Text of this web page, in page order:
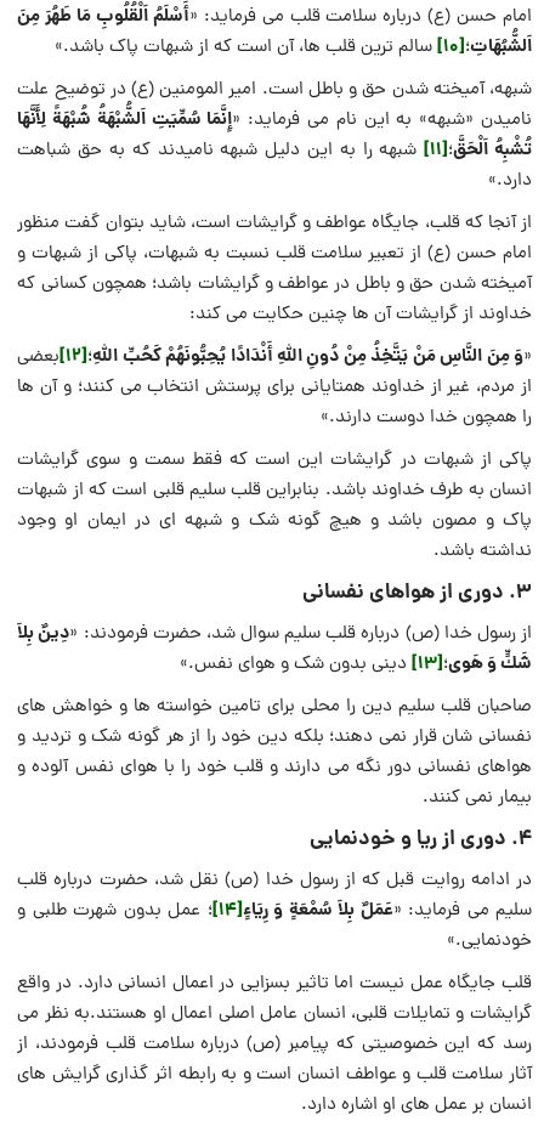
امام حسن (ع) درباره سلامت قلب می فرماید: «أَسْلَمُ اَلْقُلُوبِ مَا طَهُرَ مِنَ
اَلشُّبُهَاتِ؛[10]
سالم ترین قلب ها، آن است که از شبهات پاک باشد.»
شبهه، آمیخته شدن حق و باطل است. امیر المومنین (ع) در توضیح علت
نامیدن «شبهه» به این نام می فرماید: «إِنَّمَا سُمِّيَتِ اَلشُّبْهَةُ شُبْهَةً لِأَنَّهَا
تُشْبِهُ اَلْحَقَّ؛[11]
شبهه را به این دلیل شبهه نامیدند که به حق شباهت
دارد.»
از آنجا که قلب، جایگاه عواطف و گرایشات است، شاید بتوان گفت منظور
امام حسن (ع) از تعبیر سلامت قلب نسبت به شبهات، پاکی از شبهات و
آمیخته شدن حق و باطل در عواطف و گرایشات باشد؛ همچون کسانی که
خداوند از گرایشات آن ها چنین حکایت می کند:
«وَ مِنَ النَّاسِ مَنْ يَتَّخِذُ مِنْ دُونِ اللَّهِ أَنْدَادًا يُحِبُّونَهُمْ كَحُبِّ اللَّهِ؛[12]
بعضى
از مردم، غير از خداوند همتايانى براى پرستش انتخاب مى كنند؛ و آن ها
را همچون خدا دوست دارند.»
پاکی از شبهات در گرایشات این است که فقط سمت و سوی گرایشات
انسان به طرف خداوند باشد. بنابراین قلب سلیم قلبی است که از شبهات
پاک و مصون باشد و هیچ گونه شک و شبهه ای در ایمان او وجود
نداشته باشد.
۳. دوری از هواهای نفسانی
از رسول خدا (ص) درباره قلب سلیم سوال شد، حضرت فرمودند: «دِينٌ بِلاَ
شَكٍّ وَ هَوی؛[13]
دینی بدون شک و هوای نفس.»
صاحبان قلب سلیم دین را محلی برای تامین خواسته ها و خواهش های
نفسانی شان قرار نمی دهند؛ بلکه دین خود را از هر گونه شک و تردید و
هواهای نفسانی دور نگه می دارند و قلب خود را با هوای نفس آلوده و
بیمار نمی کنند.
۴. دوری از ریا و خودنمایی
در ادامه روایت قبل که از رسول خدا (ص) نقل شد، حضرت درباره قلب
سلیم می فرماید: «عَمَلٌ بِلاَ سُمْعَةٍ وَ رِيَاءٍ[14]
؛ عمل بدون شهرت طلبی و
خودنمایی.»
قلب جایگاه عمل نیست اما تاثیر بسزایی در اعمال انسانی دارد. در واقع
گرایشات و تمایلات قلبی، انسان عامل اصلی اعمال او هستند.به نظر می
رسد که این خصوصیتی که پیامبر (ص) درباره سلامت قلب فرمودند، از
آثار سلامت قلب و عواطف انسان است و به رابطه اثر گذاری گرایش های
انسان بر عمل های او اشاره دارد.